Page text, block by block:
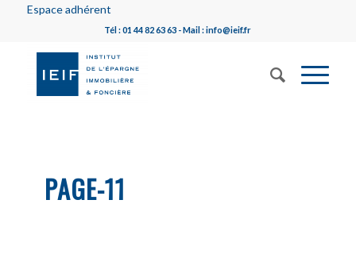
Espace adhérent
Tél : 01 44 82 63 63 - Mail : info@ieif.fr
PAGE-11